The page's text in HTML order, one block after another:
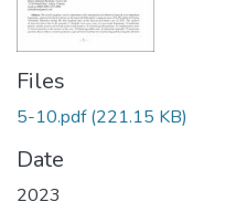
Files
5-10.pdf(221.15 KB)
Date
2023